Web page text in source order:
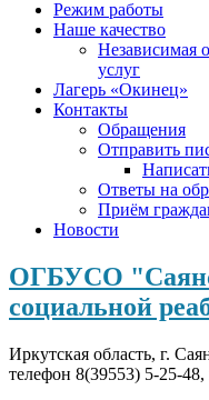
Режим работы
Наше качество
Независимая
услуг
Лагерь «Окинец»
Контакты
Обращения
Отправить
Ответы на
Приём
Новости
ОГБУСО
социальной
Иркутская область, г.
телефон 8(39553) 5-25-